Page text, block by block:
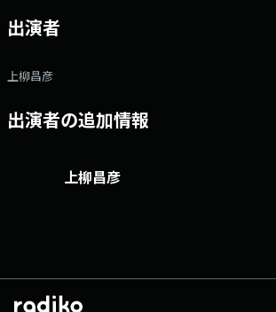
出演者
上柳昌彦
出演者の追加情報
上柳昌彦